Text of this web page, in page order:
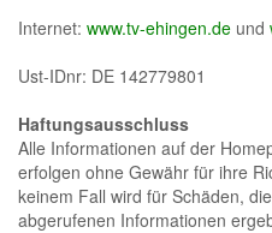
Internet: www.tv-ehingen.de und
Ust-IDnr: DE 142779801
Haftungsausschluss
Alle Informationen auf der
erfolgen ohne Gewähr für ihre
keinem Fall wird für Schäden,
abgerufenen Informationen